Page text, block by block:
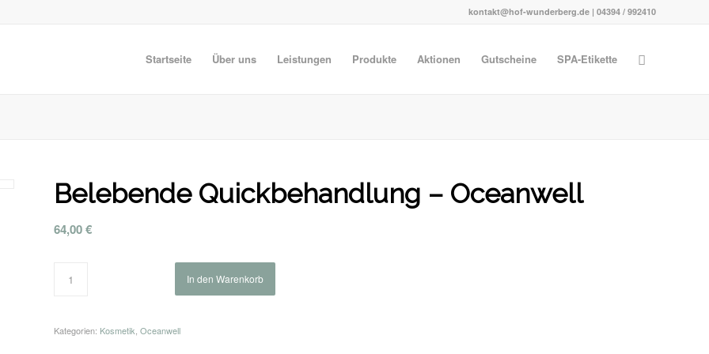
kontakt@hof-wunderberg.de | 04394 / 992410
Startseite Über uns Leistungen Produkte Aktionen Gutscheine SPA-Etikette
Belebende Quickbehandlung – Oceanwell
64,00€
In den Warenkorb
Kategorien: Kosmetik ,Oceanwell